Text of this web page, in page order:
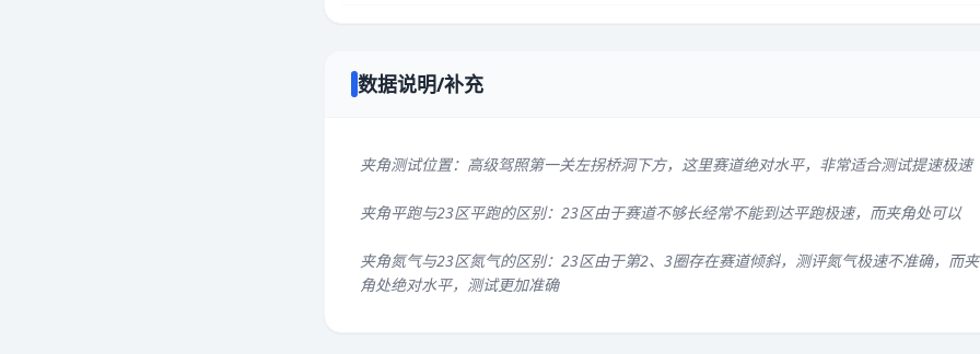
数据说明/补充
夹角测试位置：高级驾照第一关左拐桥洞下方，这里赛道绝对水平，非常适合测试提速极速
夹角平跑与23区平跑的区别：23区由于赛道不够长经常不能到达平跑极速，而夹角处可以
夹角氮气与23区氮气的区别：23区由于第2、3圈存在赛道倾斜，测评氮气极速不准确，而夹
角处绝对水平，测试更加准确